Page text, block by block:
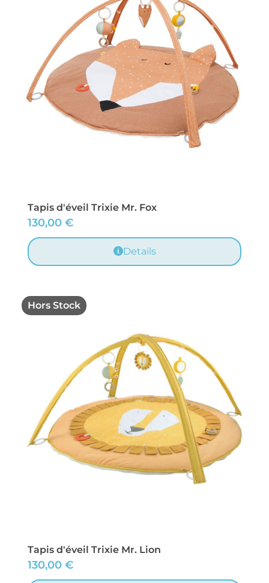
Tapis d'éveil Trixie Mr. Fox
130,00 €
Details
Hors Stock
Tapis d'éveil Trixie Mr. Lion
130,00 €